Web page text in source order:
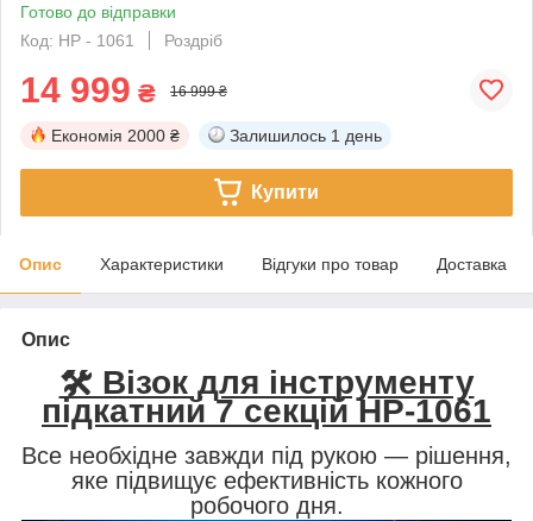
Готово до відправки
Код: HP - 1061
Роздріб
14 999 ₴ 16 999 ₴
Економія 2000 ₴ Залишилось 1 день
Купити
Опис Характеристики Відгуки про товар Доставка
Опис
🛠️ Візок для інструменту
підкатний 7 секцій HP-1061
Все необхідне завжди під рукою — рішення,
яке підвищує ефективність кожного
робочого дня.